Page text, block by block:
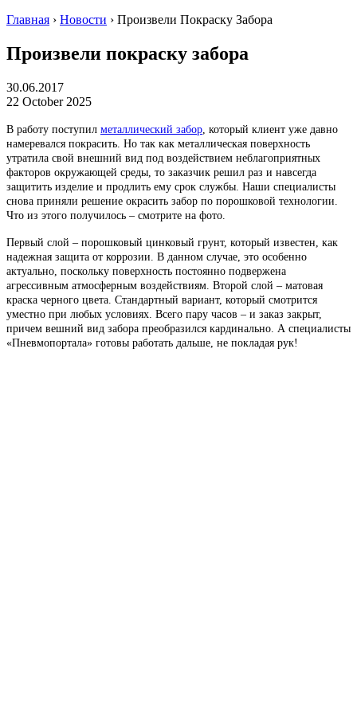
Главная › Новости › Произвели Покраску Забора
Произвели покраску забора
30.06.2017
22 October 2025
В работу поступил металлический забор , который клиент уже давно
намеревался покрасить. Но так как металлическая поверхность
утратила свой внешний вид под воздействием неблагоприятных
факторов окружающей среды, то заказчик решил раз и навсегда
защитить изделие и продлить ему срок службы. Наши специалисты
снова приняли решение окрасить забор по порошковой технологии.
Что из этого получилось – смотрите на фото.
Первый слой – порошковый цинковый грунт, который известен, как
надежная защита от коррозии. В данном случае, это особенно
актуально, поскольку поверхность постоянно подвержена
агрессивным атмосферным воздействиям. Второй слой – матовая
краска черного цвета. Стандартный вариант, который смотрится
уместно при любых условиях. Всего пару часов – и заказ закрыт,
причем вешний вид забора преобразился кардинально. А специалисты
«Пневмопортала» готовы работать дальше, не покладая рук!